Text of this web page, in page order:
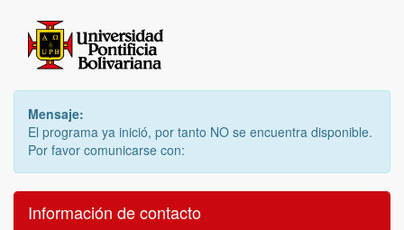
Mensaje:
El programa ya inició, por tanto NO se encuentra disponible.
Por favor comunicarse con:
Información de contacto